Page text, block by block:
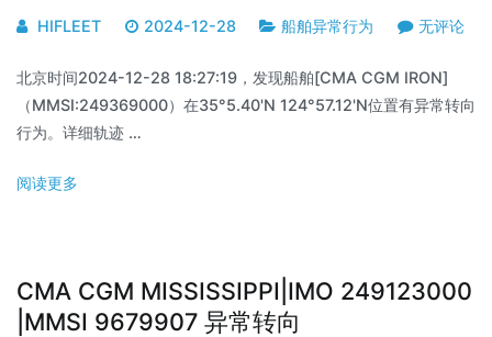
HIFLEET 2024-12-28 船舶异常行为 无评论
北京时间2024-12-28 18:27:19，发现船舶[CMA CGM IRON]
（MMSI:249369000）在35°5.40'N 124°57.12'N位置有异常转向
行为。详细轨迹 …
阅读更多
CMA CGM MISSISSIPPI|IMO 249123000
|MMSI 9679907 异常转向